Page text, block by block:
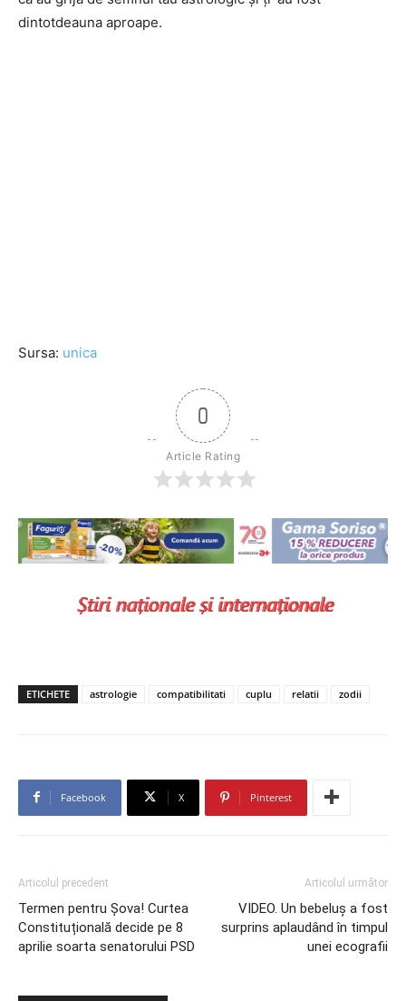
dintotdeauna aproape.
Sursa: unica
0
Article Rating
ETICHETE astrologie compatibilitati cuplu relatii zodii
Facebook X Pinterest
Articolul precedent
Termen pentru Șova! Curtea
Constituțională decide pe 8
aprilie soarta senatorului PSD
Articolul următor
VIDEO. Un bebeluş a fost
surprins aplaudând în timpul
unei ecografii